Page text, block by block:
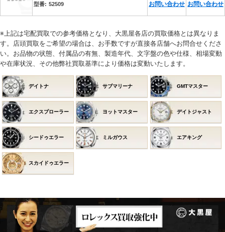
52509 お問い合わせ お問い合わせ
※上記は宅配買取での参考価格となり、大黒屋各店の買取価格とは異なりま
す。店頭買取をご希望の場合は、お手数ですが直接各店舗へお問合せくださ
い。お品物の状態、付属品の有無、製造年代、文字盤の色や仕様、相場変動
や在庫状況、その他弊社買取基準により価格は変動いたします。
デイトナ サブマリーナ GMTマスター
エクスプローラー ヨットマスター デイトジャスト
シードゥエラー ミルガウス エアキング
スカイドゥエラー